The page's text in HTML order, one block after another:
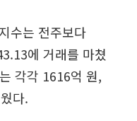
수는 전주보다
에 거래를 마쳤
각각 1616억 원,
다.